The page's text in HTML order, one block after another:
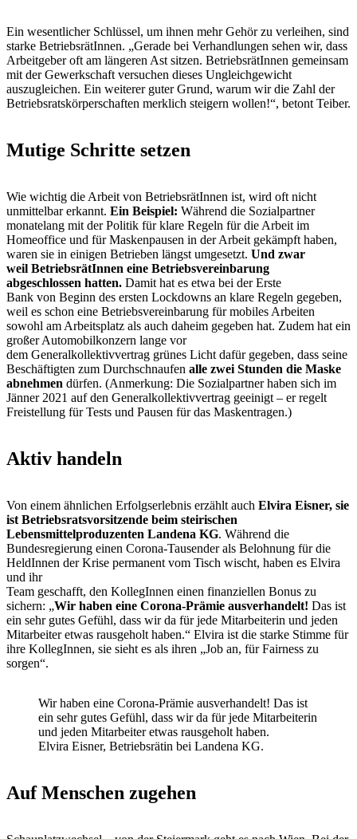
Ein wesentlicher Schlüssel, um ihnen mehr Gehör zu verleihen, sind
starke BetriebsrätInnen. „Gerade bei Verhandlungen sehen wir, dass
Arbeitgeber oft am längeren Ast sitzen. BetriebsrätInnen gemeinsam
mit der Gewerkschaft versuchen dieses Ungleichgewicht
auszugleichen. Ein weiterer guter Grund, warum wir die Zahl der
Betriebsratskörperschaften merklich steigern wollen!“, betont Teiber.
Mutige Schritte setzen
Wie wichtig die Arbeit von BetriebsrätInnen ist, wird oft nicht
unmittelbar erkannt. Ein Beispiel: Während die Sozialpartner
monatelang mit der Politik für klare Regeln für die Arbeit im
Homeoffice und für Maskenpausen in der Arbeit gekämpft haben,
waren sie in einigen Betrieben längst umgesetzt. Und zwar
weil BetriebsrätInnen eine Betriebsvereinbarung
abgeschlossen hatten. Damit hat es etwa bei der Erste
Bank von Beginn des ersten Lockdowns an klare Regeln gegeben,
weil es schon eine Betriebsvereinbarung für mobiles Arbeiten
sowohl am Arbeitsplatz als auch daheim gegeben hat. Zudem hat ein
großer Automobilkonzern lange vor
dem Generalkollektivvertrag grünes Licht dafür gegeben, dass seine
Beschäftigten zum Durchschnaufen alle zwei Stunden die Maske
abnehmen dürfen. (Anmerkung: Die Sozialpartner haben sich im
Jänner 2021 auf den Generalkollektivvertrag geeinigt – er regelt
Freistellung für Tests und Pausen für das Maskentragen.)
Aktiv handeln
Von einem ähnlichen Erfolgserlebnis erzählt auch Elvira Eisner, sie
ist Betriebsratsvorsitzende beim steirischen
Lebensmittelproduzenten Landena KG. Während die
Bundesregierung einen Corona-Tausender als Belohnung für die
HeldInnen der Krise permanent vom Tisch wischt, haben es Elvira
und ihr
Team geschafft, den KollegInnen einen finanziellen Bonus zu
sichern: „Wir haben eine Corona-Prämie ausverhandelt! Das ist
ein sehr gutes Gefühl, dass wir da für jede Mitarbeiterin und jeden
Mitarbeiter etwas rausgeholt haben.“ Elvira ist die starke Stimme für
ihre KollegInnen, sie sieht es als ihren „Job an, für Fairness zu
sorgen“.
Wir haben eine Corona-Prämie ausverhandelt! Das ist
ein sehr gutes Gefühl, dass wir da für jede Mitarbeiterin
und jeden Mitarbeiter etwas rausgeholt haben.
Elvira Eisner, Betriebsrätin bei Landena KG.
Auf Menschen zugehen